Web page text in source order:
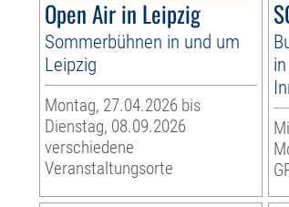
Open Air in Leipzig
Sommerbühnen in und um
Leipzig
Montag, 27.04.2026 bis
Dienstag, 08.09.2026
verschiedene
Veranstaltungsorte